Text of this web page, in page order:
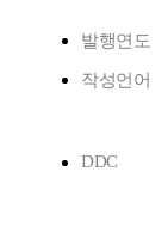
발행연도
작성언어
DDC